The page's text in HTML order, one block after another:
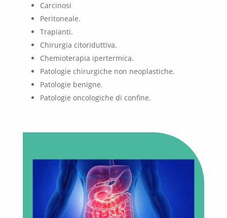
Carcinosi
Peritoneale.
Trapianti.
Chirurgia citoriduttiva.
Chemioterapia ipertermica.
Patologie chirurgiche non neoplastiche.
Patologie benigne.
Patologie oncologiche di confine.